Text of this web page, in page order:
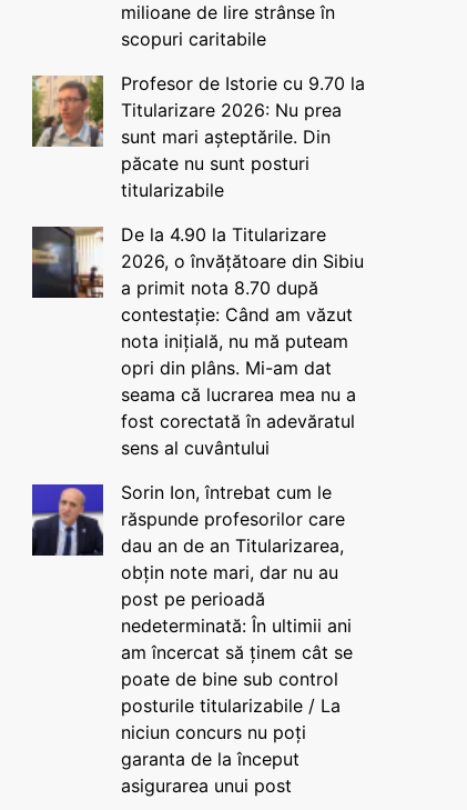
milioane de lire strânse în
scopuri caritabile
Profesor de Istorie cu 9.70 la
Titularizare 2026: Nu prea
sunt mari așteptările. Din
păcate nu sunt posturi
titularizabile
De la 4.90 la Titularizare
2026, o învățătoare din Sibiu
a primit nota 8.70 după
contestație: Când am văzut
nota inițială, nu mă puteam
opri din plâns. Mi-am dat
seama că lucrarea mea nu a
fost corectată în adevăratul
sens al cuvântului
Sorin Ion, întrebat cum le
răspunde profesorilor care
dau an de an Titularizarea,
obțin note mari, dar nu au
post pe perioadă
nedeterminată: În ultimii ani
am încercat să ținem cât se
poate de bine sub control
posturile titularizabile / La
niciun concurs nu poți
garanta de la început
asigurarea unui post